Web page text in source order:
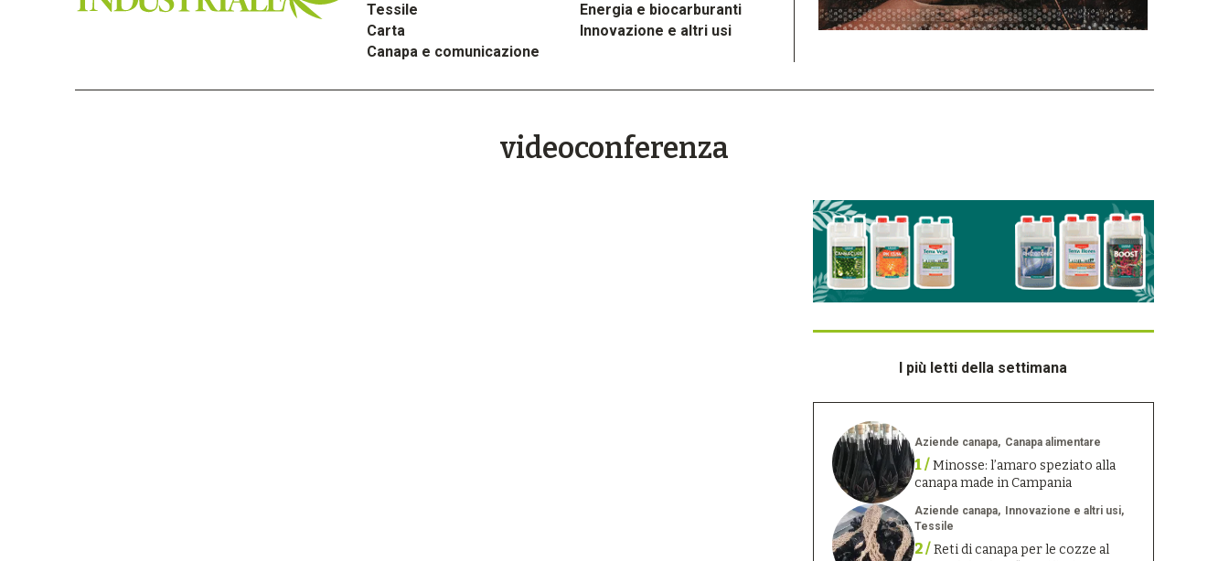
Tessile
Energia e biocarburanti
Carta
Innovazione e altri usi
Canapa e comunicazione
videoconferenza
I più letti della settimana
Aziende canapa Canapa alimentare
1 /Minosse: l’amaro speziato alla
canapa made in Campania
Aziende canapa
Innovazione e altri usi
Tessile
2 /Reti di canapa per le cozze al